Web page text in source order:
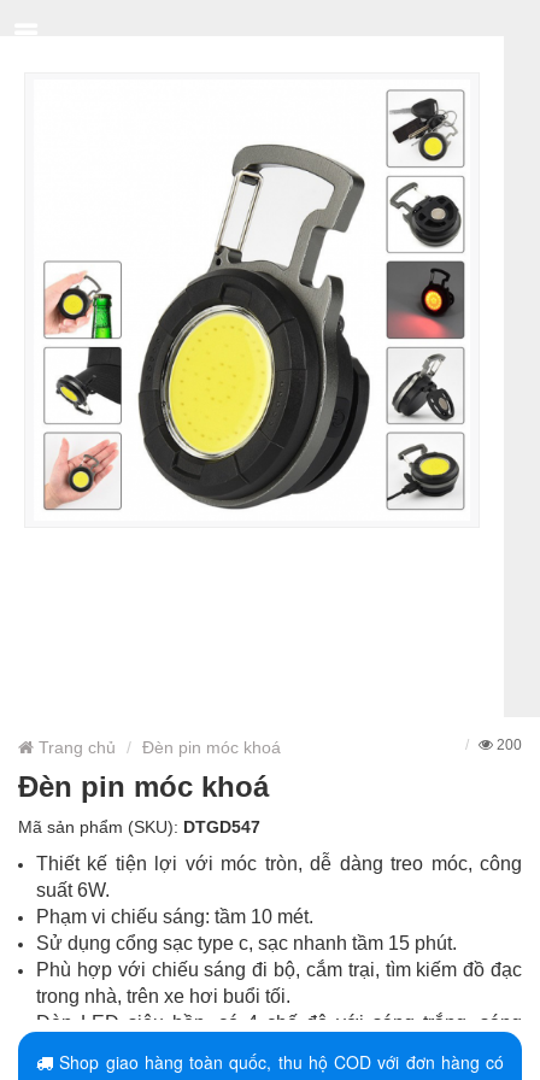
Trang chủ Đèn pin móc khoá 200
Đèn pin móc khoá
Mã sản phẩm (SKU): DTGD547
Thiết kế tiện lợi với móc tròn, dễ dàng treo móc, công
suất 6W.
Phạm vi chiếu sáng: tầm 10 mét.
Sử dụng cổng sạc type c, sạc nhanh tầm 15 phút.
Phù hợp với chiếu sáng đi bộ, cắm trại, tìm kiếm đồ đạc
trong nhà, trên xe hơi buổi tối.
Đèn LED siêu bền, có 4 chế độ với sáng trắng, sáng
trắng đỏ, sáng đỏ, sáng đỏ nhấp nháy.
Pin 650mah.
Shop giao hàng toàn quốc, thu hộ COD với đơn hàng có